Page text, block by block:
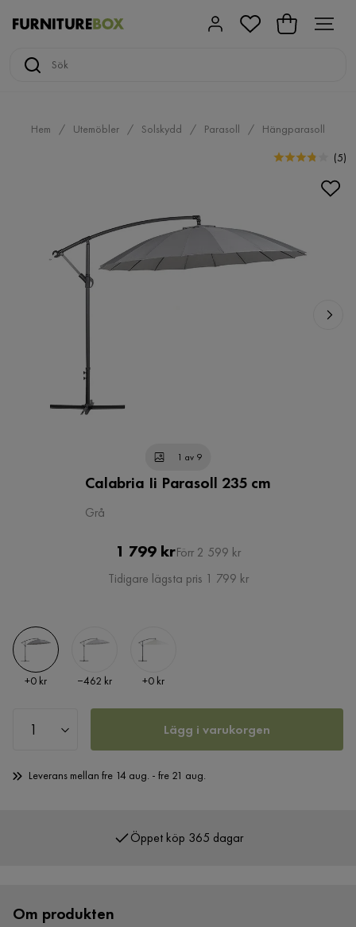
Hem Utemöbler Solskydd Parasoll
Hängparasoll
(5)
1 av 9
Calabria Ii Parasoll 235 cm
Grå
Pris
1 799 krOriginal
Pris
Förr 2 599 kr
Tidigare lägsta pris 1 799 kr
Pris
+0 kr Pris
−462 kr Pris
+0 kr
Lägg i varukorgen
Leverans mellan fre 14 aug. - fre 21 aug.
Öppet köp 365 dagar
Om produkten